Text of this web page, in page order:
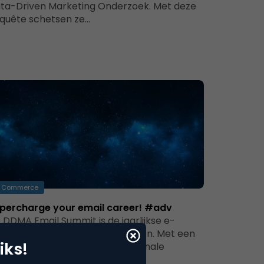
Driven Marketing Onderzoek. Met deze
schetsen ze…
Commerce
your email career! #adv
DDMA Email Summit is de jaarlijkse e-
voor e-mailspecialisten. Met een
up vol nationale en internationale